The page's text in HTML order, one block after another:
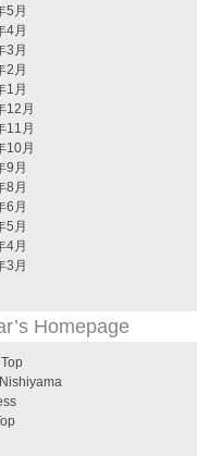
5月
4月
3月
2月
1月
12月
11月
10月
9月
8月
6月
5月
4月
3月
Homepage